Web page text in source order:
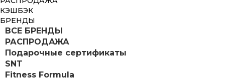
КЭШБЭК
БРЕНДЫ
ВСЕ БРЕНДЫ
РАСПРОДАЖА
Подарочные сертификаты
SNT
Fitness Formula